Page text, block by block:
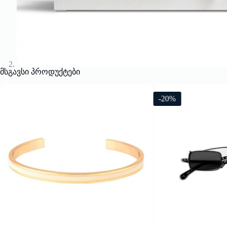
მსგავსი პროდუქტები
-20%